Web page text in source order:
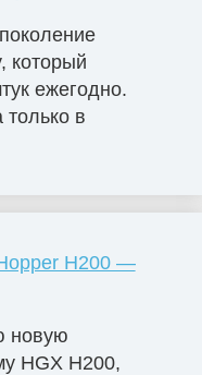
который
ежегодно.
только в
H200 —
новую
HGX H200,